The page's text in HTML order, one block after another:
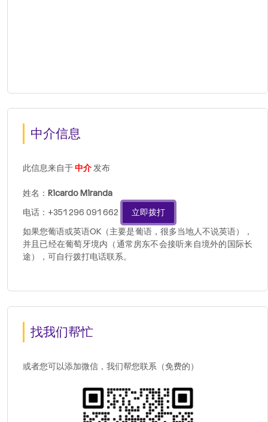
中介信息
此信息来自于中介发布
姓名： Ricardo Miranda
电话：+351 296 091 662
立即拨打
如果您葡语或英语OK（主要是葡语，很多当地人不说英语），
并且已经在葡萄牙境内（通常房东不会接听来自境外的国际长
途），可自行拨打电话联系。
找我们帮忙
或者您可以添加微信，我们帮您联系（免费的）